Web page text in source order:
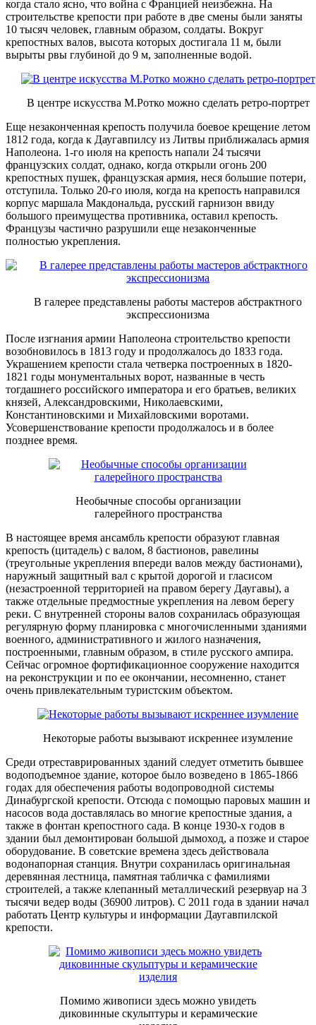
когда стало ясно, что война с Францией неизбежна. На
строительстве крепости при работе в две смены были заняты
10 тысяч человек, главным образом, солдаты. Вокруг
крепостных валов, высота которых достигала 11 м, были
вырыты рвы глубиной до 9 м, заполненные водой.
В центре искусства М.Ротко можно сделать ретро-портрет
Еще незаконченная крепость получила боевое крещение летом
1812 года, когда к Даугавпилсу из Литвы приближалась армия
Наполеона. 1-го июля на крепость напали 24 тысячи
французских солдат, однако, когда открыли огонь 200
крепостных пушек, французская армия, неся большие потери,
отступила. Только 20-го июля, когда на крепость направился
корпус маршала Макдональда, русский гарнизон ввиду
большого преимущества противника, оставил крепость.
Французы частично разрушили еще незаконченные
полностью укрепления.
В галерее представлены работы мастеров абстрактного
экспрессионизма
После изгнания армии Наполеона строительство крепости
возобновилось в 1813 году и продолжалось до 1833 года.
Украшением крепости стала четверка построенных в 1820-
1821 годы монументальных ворот, названные в честь
тогдашнего российского императора и его братьев, великих
князей, Александровскими, Николаевскими,
Константиновскими и Михайловскими воротами.
Усовершенствование крепости продолжалось и в более
позднее время.
Необычные способы организации
галерейного пространства
В настоящее время ансамбль крепости образуют главная
крепость (цитадель) с валом, 8 бастионов, равелины
(треугольные укрепления впереди валов между бастионами),
наружный защитный вал с крытой дорогой и гласисом
(незастроенной территорией на правом берегу Даугавы), а
также отдельные предмостные укрепления на левом берегу
реки. С внутренней стороны валов сохранилась образующая
регулярную форму планировка с многочисленными зданиями
военного, административного и жилого назначения,
построенными, главным образом, в стиле русского ампира.
Сейчас огромное фортификационное сооружение находится
на реконструкции и по ее окончании, несомненно, станет
очень привлекательным туристским объектом.
Некоторые работы вызывают искреннее изумление
Среди отреставрированных зданий следует отметить бывшее
водоподъемное здание, которое было возведено в 1865-1866
годах для обеспечения работы водопроводной системы
Динабургской крепости. Отсюда с помощью паровых машин и
насосов вода доставлялась во многие крепостные здания, а
также в фонтан крепостного сада. В конце 1930-х годов в
здании был демонтирован большой дымоход, а позже и старое
оборудование. В советские времена здесь действовала
водонапорная станция. Внутри сохранилась оригинальная
деревянная лестница, памятная табличка с фамилиями
строителей, а также клепанный металлический резервуар на 3
тысячи ведер воды (36900 литров). С 2011 года в здании начал
работать Центр культуры и информации Даугавпилской
крепости.
Помимо живописи здесь можно увидеть
диковинные скульптуры и керамические